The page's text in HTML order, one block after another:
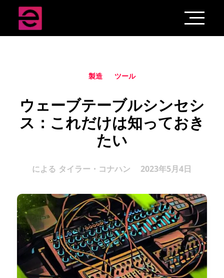
製造 ツール
ウェーブテーブルシンセシ
ス：これだけは知っておき
たい
による タイラー・コナハン 2023年5月4日